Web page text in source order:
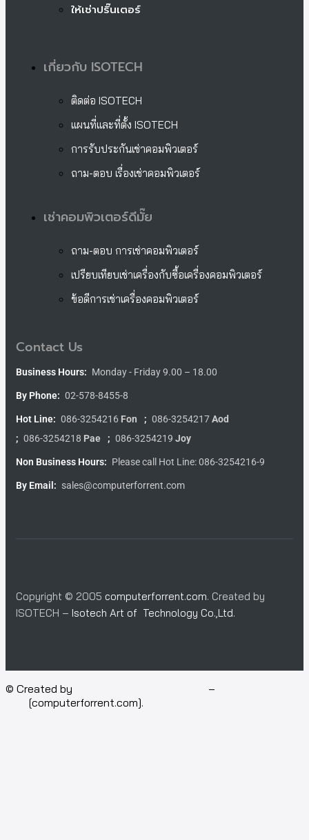
ให้เช่าปริ๊นเตอร์
เกี่ยวกับ ISOTECH
ติดต่อ ISOTECH
แผนที่และที่ตั้ง ISOTECH
การรับประกันเช่าคอมพิวเตอร์
ถาม-ตอบ เรื่องเช่าคอมพิวเตอร์
เช่าคอมพิวเตอร์ดีมั๊ย
ถาม-ตอบ การเช่าคอมพิวเตอร์
เปรียบเทียบเช่าเครื่องกับซื้อเครื่องคอมพิวเตอร์
ข้อดีการเช่าเครื่องคอมพิวเตอร์
Contact Us
Business Hours: Monday - Friday 9.00 – 18.00
By Phone: 02-578-8455-8
Hot Line: 086-3254216 Fon ; 086-3254217Aod
; 086-3254218 Pae ; 086-3254219 Joy
Non Business Hours: Please call Hot Line: 086-3254216-9
By Email: sales@computerforrent.com
Copyright © 2005 computerforrent.com. Created by
ISOTECH – Isotech Art of Technology Co.,Ltd.
© Created by –
[computerforrent.com].